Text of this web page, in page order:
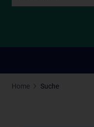
Home Suche